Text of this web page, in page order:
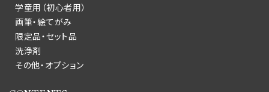
学童用（初心者用）
画筆・絵てがみ
限定品・セット品
洗浄剤
その他・オプション